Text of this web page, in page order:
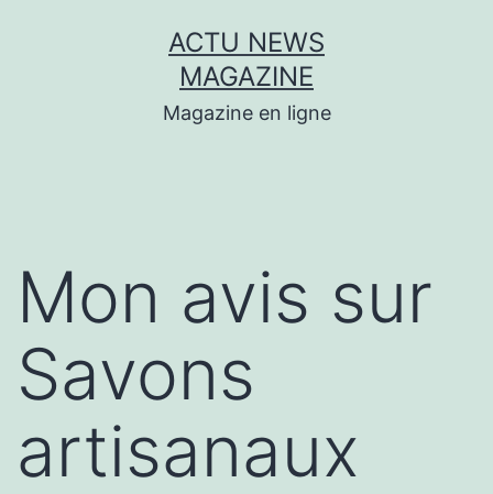
ACTU NEWS
MAGAZINE
Magazine en ligne
Mon avis sur
Savons
artisanaux